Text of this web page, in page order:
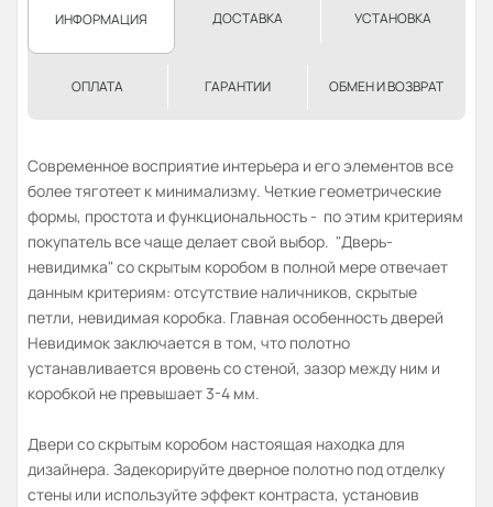
ИНФОРМАЦИЯ ДОСТАВКА УСТАНОВКА
ОПЛАТА ГАРАНТИИ ОБМЕН И ВОЗВРАТ
Современное восприятие интерьера и его элементов все
более тяготеет к минимализму. Четкие геометрические
формы, простота и функциональность - по этим критериям
покупатель все чаще делает свой выбор. "Дверь-
невидимка" со скрытым коробом в полной мере отвечает
данным критериям: отсутствие наличников, скрытые
петли, невидимая коробка. Главная особенность дверей
Невидимок заключается в том, что полотно
устанавливается вровень со стеной, зазор между ним и
коробкой не превышает 3-4 мм.
Двери со скрытым коробом настоящая находка для
дизайнера. Задекорируйте дверное полотно под отделку
стены или используйте эффект контраста, установив